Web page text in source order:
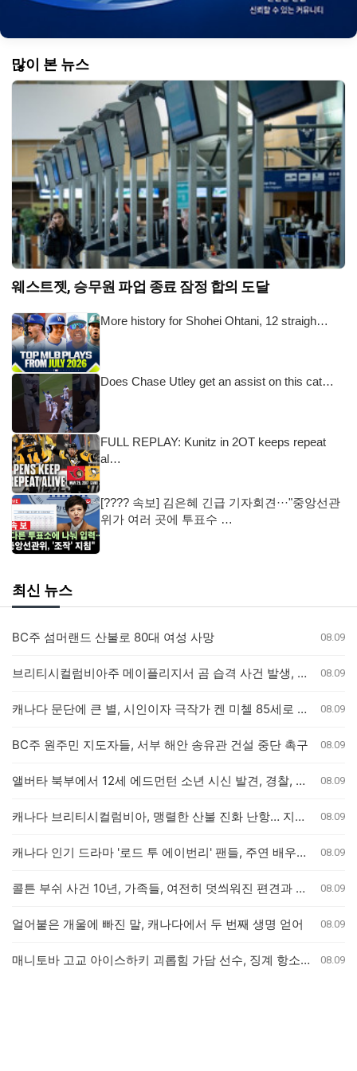
많이 본 뉴스
웨스트젯, 승무원 파업 종료 잠정 합의 도달
More history for Shohei Ohtani, 12 straigh…
Does Chase Utley get an assist on this cat…
FULL REPLAY: Kunitz in 2OT keeps repeat
al…
[???? 속보] 김은혜 긴급 기자회견···"중앙선관
위가 여러 곳에 투표수 …
최신 뉴스
BC주 섬머랜드 산불로 80대 여성 사망 08.09
브리티시컬럼비아주 메이플리지서 곰 습격 사건 발생, 3세 여아 병원 이송 08.09
캐나다 문단에 큰 별, 시인이자 극작가 켄 미첼 85세로 별세 08.09
BC주 원주민 지도자들, 서부 해안 송유관 건설 중단 촉구 08.09
앨버타 북부에서 12세 에드먼턴 소년 시신 발견, 경찰, 살인 사건 수사 개시 08.09
캐나다 브리티시컬럼비아, 맹렬한 산불 진화 난항… 지상 병력 투입 불가 08.09
캐나다 인기 드라마 '로드 투 에이번리' 팬들, 주연 배우들과 특별한 만남 가져 08.09
콜튼 부쉬 사건 10년, 가족들, 여전히 덧씌워진 편견과 왜곡된 진실 호소 08.09
얼어붙은 개울에 빠진 말, 캐나다에서 두 번째 생명 얻어 08.09
매니토바 고교 아이스하키 괴롭힘 가담 선수, 징계 항소 기각 08.09